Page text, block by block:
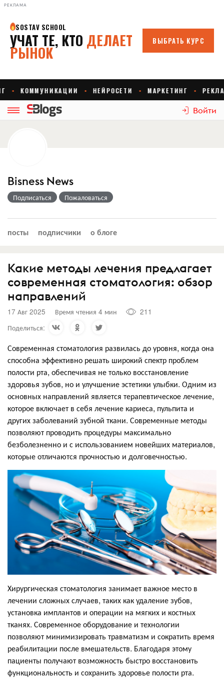
РЕКЛАМА
Войти
Bisness News
Подписаться Пожаловаться
посты подписчики о блоге
Какие методы лечения предлагает
современная стоматология: обзор
направлений
17 Авг 2025 Время чтения 4 мин
211
Поделиться:
Современная стоматология развилась до уровня, когда она
способна эффективно решать широкий спектр проблем
полости рта, обеспечивая не только восстановление
здоровья зубов, но и улучшение эстетики улыбки. Одним из
основных направлений является терапевтическое лечение,
которое включает в себя лечение кариеса, пульпита и
других заболеваний зубной ткани. Современные методы
позволяют проводить процедуры максимально
безболезненно и с использованием новейших материалов,
которые отличаются прочностью и долговечностью.
Хирургическая стоматология занимает важное место в
лечении сложных случаев, таких как удаление зубов,
установка имплантов и операции на мягких и костных
тканях. Современное оборудование и технологии
позволяют минимизировать травматизм и сократить время
реабилитации после вмешательств. Благодаря этому
пациенты получают возможность быстро восстановить
функциональность и сохранить здоровье полости рта.